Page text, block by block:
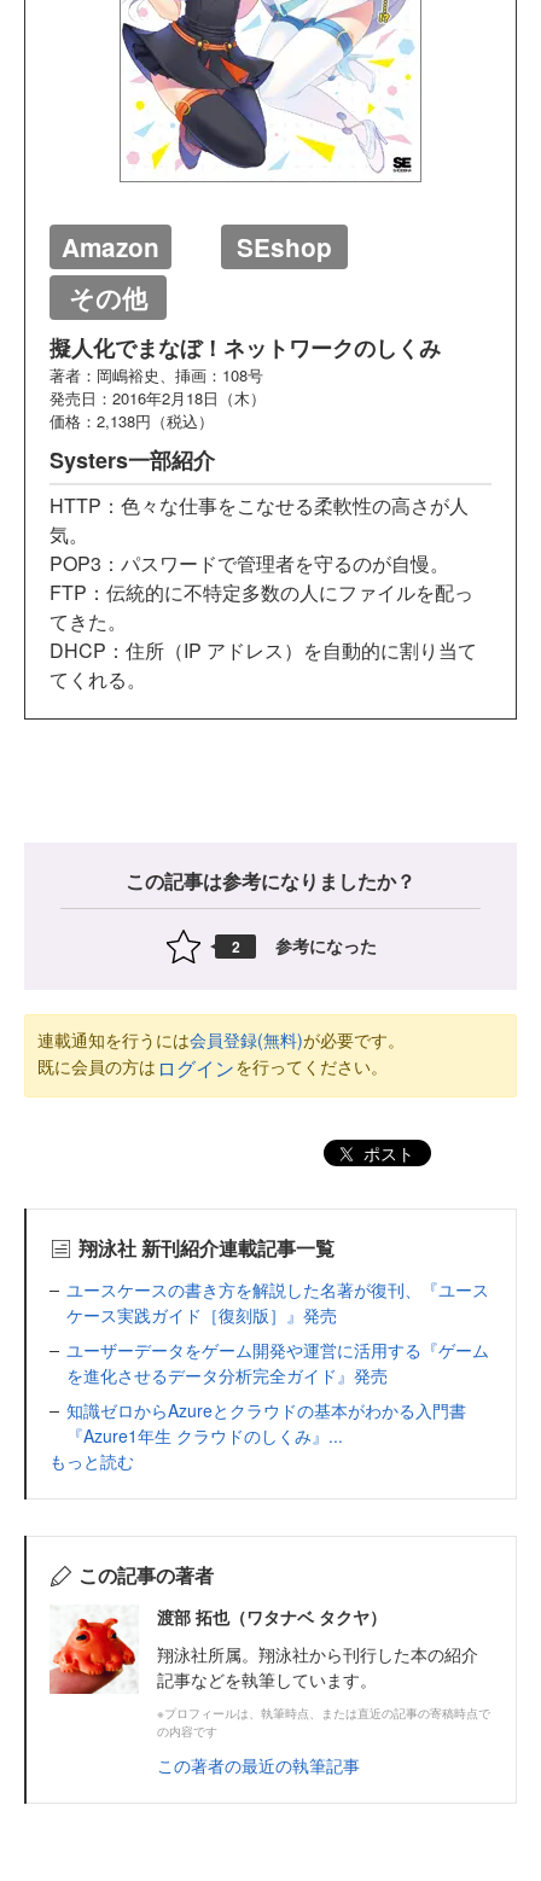
Amazon
SEshop
その他
擬人化でまなぼ！ネットワークのしくみ
著者：岡嶋裕史、挿画：108号
発売日：2016年2月18日（木）
価格：2,138円（税込）
Systers一部紹介
HTTP：色々な仕事をこなせる柔軟性の高さが人
気。
POP3：パスワードで管理者を守るのが自慢。
FTP：伝統的に不特定多数の人にファイルを配っ
てきた。
DHCP：住所（IP アドレス）を自動的に割り当て
てくれる。
この記事は参考になりましたか？
2 参考になった
連載通知を行うには会員登録(無料)が必要です。
既に会員の方は ログインを行ってください。
ポスト
翔泳社 新刊紹介連載記事一覧
ユースケースの書き方を解説した名著が復刊、『ユース
ケース実践ガイド［復刻版］』発売
ユーザーデータをゲーム開発や運営に活用する『ゲーム
を進化させるデータ分析完全ガイド』発売
知識ゼロからAzureとクラウドの基本がわかる入門書
『Azure1年生 クラウドのしくみ』...
もっと読む
この記事の著者
渡部 拓也（ワタナベ タクヤ）
翔泳社所属。翔泳社から刊行した本の紹介
記事などを執筆しています。
※プロフィールは、執筆時点、または直近の記事の寄稿時点で
の内容です
この著者の最近の執筆記事